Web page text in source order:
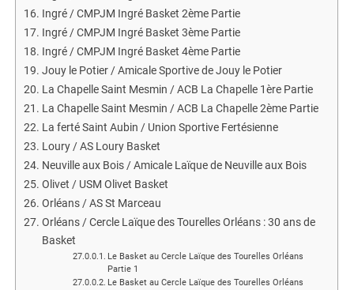
Ingré / CMPJM Ingré Basket 2ème Partie
Ingré / CMPJM Ingré Basket 3ème Partie
Ingré / CMPJM Ingré Basket 4ème Partie
Jouy le Potier / Amicale Sportive de Jouy le Potier
La Chapelle Saint Mesmin / ACB La Chapelle 1ère Partie
La Chapelle Saint Mesmin / ACB La Chapelle 2ème Partie
La ferté Saint Aubin / Union Sportive Fertésienne
Loury / AS Loury Basket
Neuville aux Bois / Amicale Laïque de Neuville aux Bois
Olivet / USM Olivet Basket
Orléans / AS St Marceau
Orléans / Cercle Laïque des Tourelles Orléans : 30 ans de
Basket
Le Basket au Cercle Laïque des Tourelles Orléans
Partie 1
Le Basket au Cercle Laïque des Tourelles Orléans